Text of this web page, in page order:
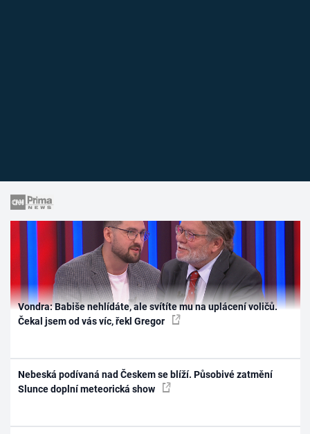
Vondra: Babiše nehlídáte, ale svítíte mu na uplácení voličů.
Čekal jsem od vás víc, řekl Gregor
Nebeská podívaná nad Českem se blíží. Působivé zatmění
Slunce doplní meteorická show